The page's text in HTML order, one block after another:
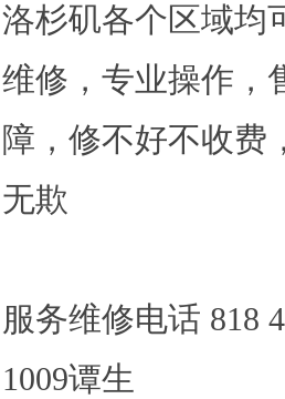
洛杉矶各个区域均
维修，专业操作，
障，修不好不收费
无欺
服务维修电话 818
1009谭生